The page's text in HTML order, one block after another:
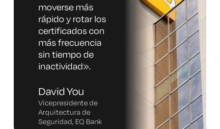
moverse más
rápido y rotar los
certificados con
más frecuencia
sin tiempo de
inactividad».
David You
Vicepresidente de
Arquitectura de
Seguridad, EQ Bank